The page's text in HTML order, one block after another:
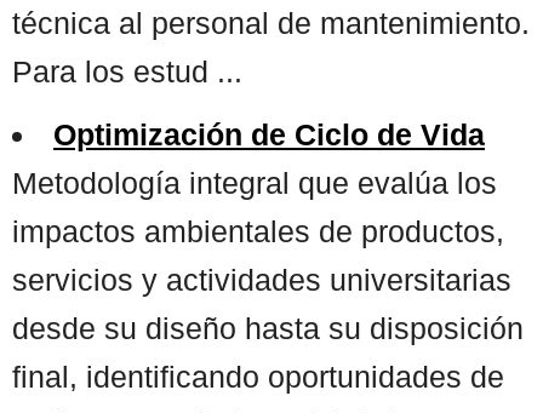
técnica al personal de mantenimiento.
Para los estud ...
Optimización de Ciclo de Vida
Metodología integral que evalúa los
impactos ambientales de productos,
servicios y actividades universitarias
desde su diseño hasta su disposición
final, identificando oportunidades de